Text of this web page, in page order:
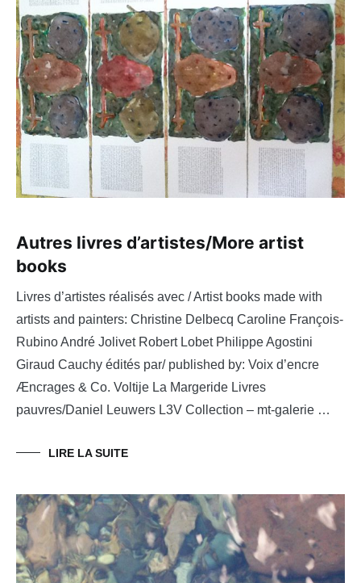
Autres livres d’artistes/More artist
books
Livres d’artistes réalisés avec / Artist books made with
artists and painters: Christine Delbecq Caroline François-
Rubino André Jolivet Robert Lobet Philippe Agostini
Giraud Cauchy édités par/ published by: Voix d’encre
Æncrages & Co. Voltije La Margeride Livres
pauvres/Daniel Leuwers L3V Collection – mt-galerie …
LIRE LA SUITE